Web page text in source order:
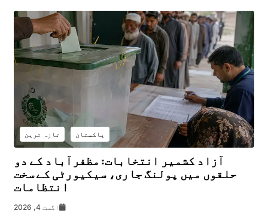
پاکستان تازہ ترین
آزاد کشمیر انتخابات: مظفرآباد کے دو
حلقوں میں پولنگ جاری، سیکیورٹی کے سخت
انتظامات
اگست 4, 2026